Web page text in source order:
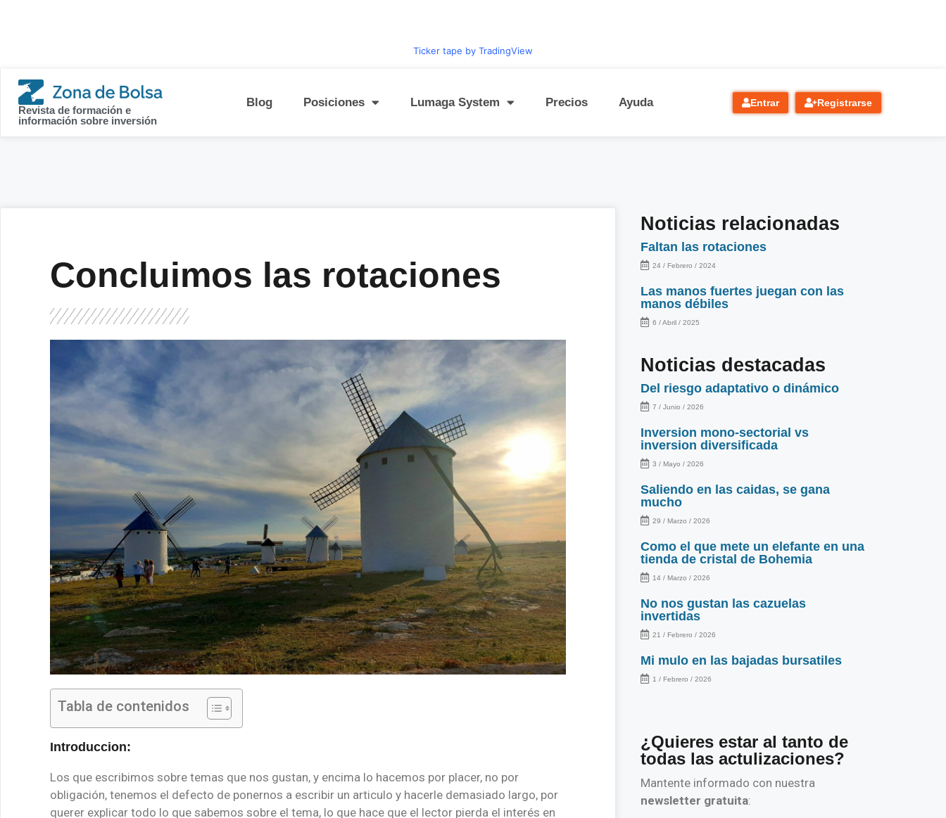
Ticker tape by TradingView
Revista de formación e
información sobre inversión
Blog Posiciones Lumaga System Precios Ayuda Entrar Registrarse
Concluimos las rotaciones
Tabla de contenidos
Introduccion:
Los que escribimos sobre temas que nos gustan, y encima lo hacemos por placer, no por
obligación, tenemos el defecto de ponernos a escribir un articulo y hacerle demasiado largo, por
querer explicar todo lo que sabemos sobre el tema, lo que hace que el lector pierda el interés en
Noticias relacionadas
Faltan las rotaciones
24 / Febrero / 2024
Las manos fuertes juegan con las
manos débiles
6 / Abril / 2025
Noticias destacadas
Del riesgo adaptativo o dinámico
7 / Junio / 2026
Inversion mono-sectorial vs
inversion diversificada
3 / Mayo / 2026
Saliendo en las caidas, se gana
mucho
29 / Marzo / 2026
Como el que mete un elefante en una
tienda de cristal de Bohemia
14 / Marzo / 2026
No nos gustan las cazuelas
invertidas
21 / Febrero / 2026
Mi mulo en las bajadas bursatiles
1 / Febrero / 2026
¿Quieres estar al tanto de
todas las actulizaciones?
Mantente informado con nuestra
newsletter gratuita: